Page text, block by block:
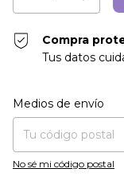
Compra
Tus datos
Entregas para el CP:
Medios de envío
No sé mi código postal